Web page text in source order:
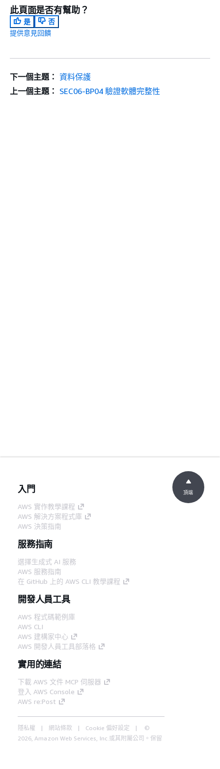
此頁面是否有幫助？
是
否
提供意見回饋
下一個主題： 資料保護
上一個主題： SEC06-BP04 驗證軟體完整性
入門
AWS 實作教學課程
AWS 解決方案程式庫
AWS 決策指南
服務指南
選擇生成式 AI 服務
AWS 服務指南
在 GitHub 上的 AWS CLI 教學課程
開發人員工具
AWS 程式碼範例庫
AWS CLI
AWS 建構家中心
AWS 開發人員工具部落格
實用的連結
下載 AWS 文件 MCP 伺服器
登入 AWS Console
AWS re:Post
隱私權 網站條款 Cookie 偏好設定
©
2026, Amazon Web Services, Inc.或其附屬公司。保留
頂端